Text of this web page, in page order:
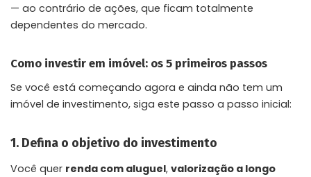
— ao contrário de ações, que ficam totalmente
dependentes do mercado.
Como investir em imóvel: os 5 primeiros passos
Se você está começando agora e ainda não tem um
imóvel de investimento, siga este passo a passo inicial:
1. Defina o objetivo do investimento
Você quer renda com aluguel, valorização a longo